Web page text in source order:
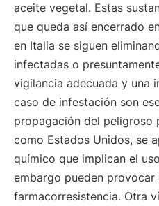
aceite vegetal. Estas
que queda así encerrado
en Italia se siguen
infectadas o
vigilancia adecuada y una
caso de infestación son
propagación del peligroso
como Estados Unidos, se
químico que implican el
embargo pueden provocar
farmacorresistencia. Otra